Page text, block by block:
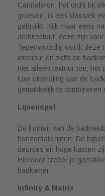
Canneleren, het dicht bij
groeven, is een klassiek
gebruikt. Kijk maar eens
architectuur, deze zijn
Tegenwoordig wordt deze
interieur én zelfs de
niet alleen textuur toe, het
luxe uitstraling aan de
gemakkelijk te combineren
Lijnenspel
De fronten van de
horizontale lijnen. De
deurtjes en hoge kasten
Hierdoor creëer je
badkamer.
Infinity & Matrix